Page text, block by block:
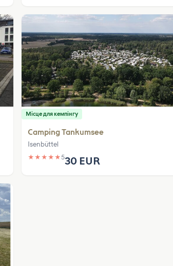
Місце для кемпінгу
Camping Tankumsee
Isenbüttel
★ ★ ★ ★ ★530 EUR